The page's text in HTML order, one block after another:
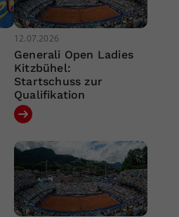
12.07.2026
Generali Open Ladies
Kitzbühel:
Startschuss zur
Qualifikation